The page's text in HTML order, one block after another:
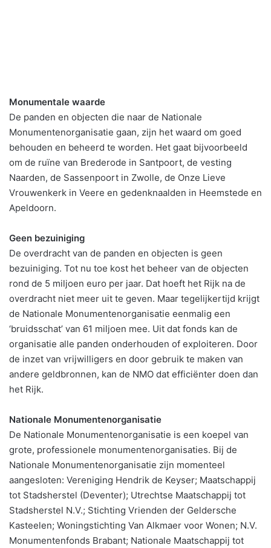
Monumentale waarde
De panden en objecten die naar de Nationale
Monumentenorganisatie gaan, zijn het waard om goed
behouden en beheerd te worden. Het gaat bijvoorbeeld
om de ruïne van Brederode in Santpoort, de vesting
Naarden, de Sassenpoort in Zwolle, de Onze Lieve
Vrouwenkerk in Veere en gedenknaalden in Heemstede en
Apeldoorn.
Geen bezuiniging
De overdracht van de panden en objecten is geen
bezuiniging. Tot nu toe kost het beheer van de objecten
rond de 5 miljoen euro per jaar. Dat hoeft het Rijk na de
overdracht niet meer uit te geven. Maar tegelijkertijd krijgt
de Nationale Monumentenorganisatie eenmalig een
‘bruidsschat’ van 61 miljoen mee. Uit dat fonds kan de
organisatie alle panden onderhouden of exploiteren. Door
de inzet van vrijwilligers en door gebruik te maken van
andere geldbronnen, kan de NMO dat efficiënter doen dan
het Rijk.
Nationale Monumentenorganisatie
De Nationale Monumentenorganisatie is een koepel van
grote, professionele monumentenorganisaties. Bij de
Nationale Monumentenorganisatie zijn momenteel
aangesloten: Vereniging Hendrik de Keyser; Maatschappij
tot Stadsherstel (Deventer); Utrechtse Maatschappij tot
Stadsherstel N.V.; Stichting Vrienden der Geldersche
Kasteelen; Woningstichting Van Alkmaer voor Wonen; N.V.
Monumentenfonds Brabant; Nationale Maatschappij tot